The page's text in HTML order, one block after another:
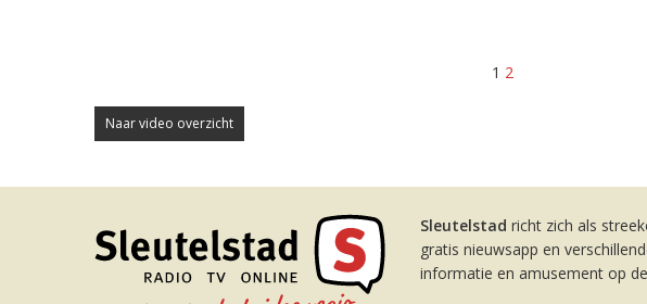
1 2
Naar video overzicht
Sleutelstad richt zich als
gratis nieuwsapp en
informatie en amusement op